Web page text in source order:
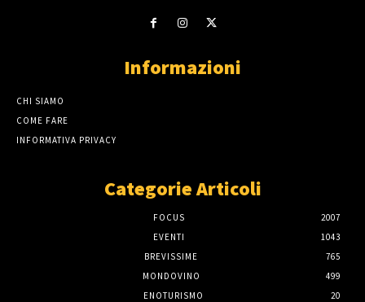
Informazioni
CHI SIAMO
COME FARE
INFORMATIVA PRIVACY
Categorie Articoli
FOCUS
2007
EVENTI
1043
BREVISSIME
765
MONDOVINO
499
ENOTURISMO
20